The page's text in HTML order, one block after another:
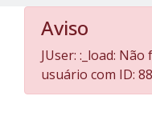
Aviso
JUser: :_load:
usuário com ID: